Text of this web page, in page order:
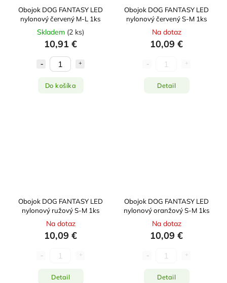
Obojok DOG FANTASY LED
nylonový červený M-L 1ks
Skladem (2 ks)
10,91 €
Do košíka
Obojok DOG FANTASY LED
nylonový červený S-M 1ks
Na dotaz
10,09 €
Detail
Obojok DOG FANTASY LED
nylonový ružový S-M 1ks
Na dotaz
10,09 €
Detail
Obojok DOG FANTASY LED
nylonový oranžový S-M 1ks
Na dotaz
10,09 €
Detail